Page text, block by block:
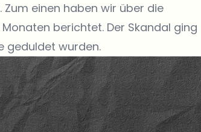
einen haben wir über die
berichtet. Der Skandal ging
geduldet wurden.